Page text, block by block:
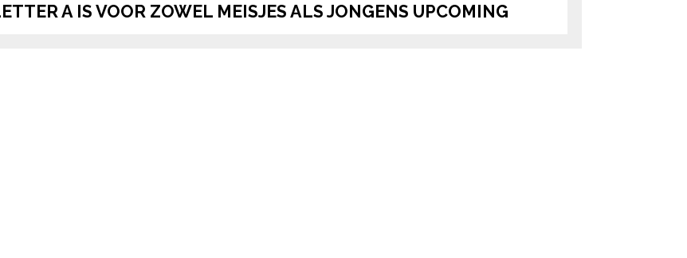
A IS VOOR ZOWEL MEISJES ALS JONGENS UPCOMING